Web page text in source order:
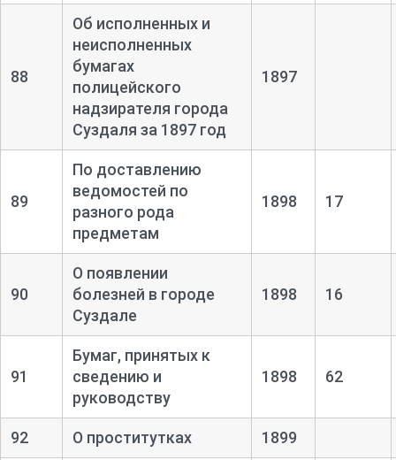
88
Об исполненных и
неисполненных
бумагах
полицейского
надзирателя города
Суздаля за 1897 год
1897
89
По доставлению
ведомостей по
разного рода
предметам
1898 17
90
О появлении
болезней в городе
Суздале
1898 16
91
Бумаг, принятых к
сведению и
руководству
1898 62
92 О проститутках 1899